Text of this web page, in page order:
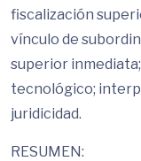
fiscalización
vínculo de
superior
tecnológico;
juridicidad.
RESUMEN: